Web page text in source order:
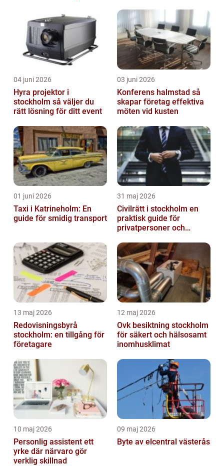
04 juni 2026
Hyra projektor i
stockholm så väljer du
rätt lösning för ditt event
03 juni 2026
Konferens halmstad så
skapar företag effektiva
möten vid kusten
01 juni 2026
Taxi i Katrineholm: En
guide för smidig transport
31 maj 2026
Civilrätt i stockholm en
praktisk guide för
privatpersoner och
13 maj 2026
Redovisningsbyrå
stockholm: en tillgång för
företagare
12 maj 2026
Ovk besiktning stockholm
för säkert och hälsosamt
inomhusklimat
10 maj 2026
Personlig assistent ett
yrke där närvaro gör
verklig skillnad
09 maj 2026
Byte av elcentral västerås